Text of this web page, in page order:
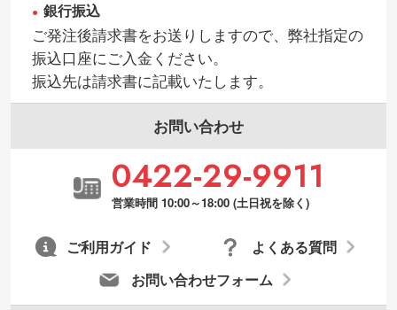
銀行振込
ご発注後請求書をお送りしますので、弊社指定の
振込口座にご入金ください。
振込先は請求書に記載いたします。
お問い合わせ
0422-29-9911
営業時間 10:00～18:00 (土日祝を除く)
お問い合わせフォーム
よくある質問
ご利用ガイド